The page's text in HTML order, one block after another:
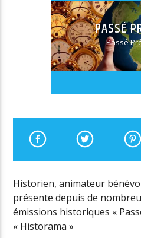
PASSÉ
Passé
Historien, animateur
présente depuis de
émissions historiques «
« Historama »